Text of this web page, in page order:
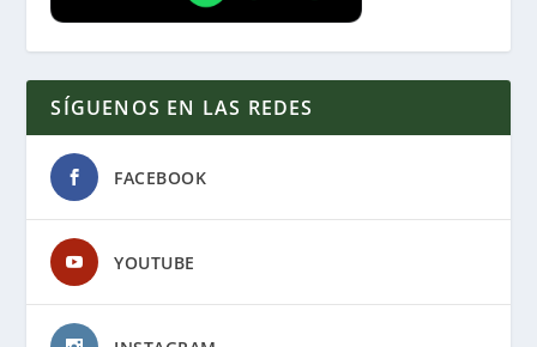
SÍGUENOS EN LAS REDES
FACEBOOK
YOUTUBE